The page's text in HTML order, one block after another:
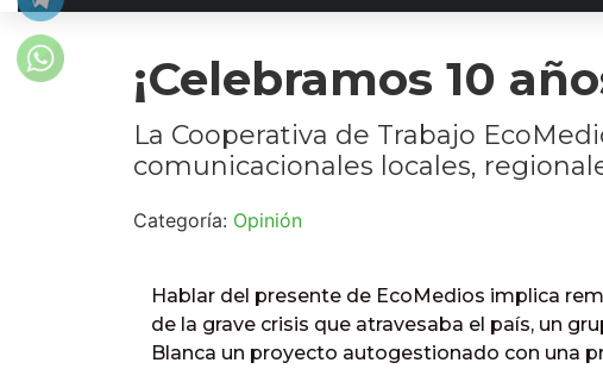
¡Celebramos 10
La Cooperativa de Trabajo
comunicacionales locales,
Categoría: Opinión
Hablar del presente de EcoMedios implica
de la grave crisis que atravesaba el país, un
Blanca un proyecto autogestionado con una